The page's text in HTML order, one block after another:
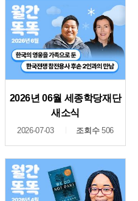
2026년 06월 세종학당재단
새소식
2026-07-03 조회수506